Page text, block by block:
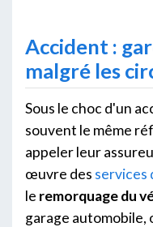
Accident :
malgré les
Sous le choc d'un
souvent le même
appeler leur
œuvre des services
le remorquage du
garage automobile,